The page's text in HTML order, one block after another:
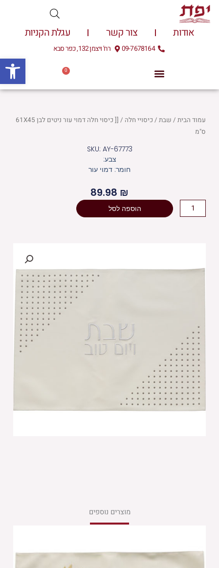
דילוג
לתוכן
אודות צור קשר עגלת הקניות
09-7678164 רח' ויצמן 132, כפר סבא
0
עגלת
עמוד הבית/ שבת/ כיסויי חלה
/ [[ כיסוי חלה דמוי עור ניטים לבן 61X45
ס"מ
SKU: AY-67773
צבע:
חומר: דמוי עור
89.98 ₪
כמות
של
דמוי
61X45
ס"מ
הוספה לסל
מוצרים נוספים